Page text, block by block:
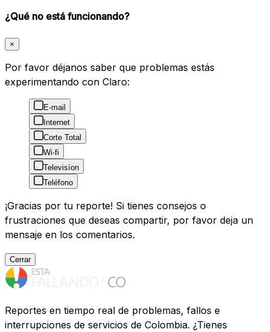
¿Qué no está funcionando?
×
Por favor déjanos saber que problemas estás
experimentando con Claro:
E-mail
Internet
Corte Total
Wi-fi
Televisíon
Teléfono
¡Gracias por tu reporte! Si tienes consejos o
frustraciones que deseas compartir, por favor deja un
mensaje en los comentarios.
Cerrar
Reportes en tiempo real de problemas, fallos e
interrupciones de servicios de Colombia. ¿Tienes